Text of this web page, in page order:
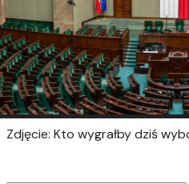
Zdjęcie: Kto wygrałby dziś